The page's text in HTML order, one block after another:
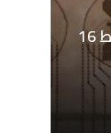
شركة سويسرية ناشئة تربط 16